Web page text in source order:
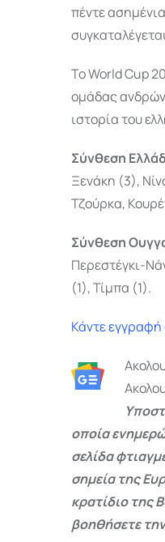
πέντε
Το World Cup
ομάδας
ιστορία του
Σύνθεση
Ξενάκη (3),
Τζούρκα,
Σύνθεση
Περεστέγκι-
(1), Τίμπα (1).
Κάντε εγγραφή
οποία
σελίδα
σημεία της
κρατίδιο της
βοηθήσετε